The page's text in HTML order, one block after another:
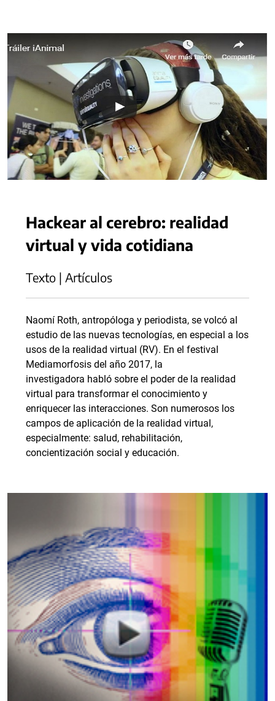
Hackear al cerebro: realidad
virtual y vida cotidiana
Texto | Artículos
Naomí Roth, antropóloga y periodista, se volcó al
estudio de las nuevas tecnologías, en especial a los
usos de la realidad virtual (RV). En el festival
Mediamorfosis del año 2017, la
investigadora habló sobre el poder de la realidad
virtual para transformar el conocimiento y
enriquecer las interacciones. Son numerosos los
campos de aplicación de la realidad virtual,
especialmente: salud, rehabilitación,
concientización social y educación.